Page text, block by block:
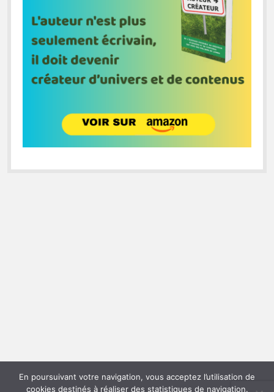
En poursuivant votre navigation, vous acceptez l’utilisation de
cookies destinés à réaliser des statistiques de navigation.